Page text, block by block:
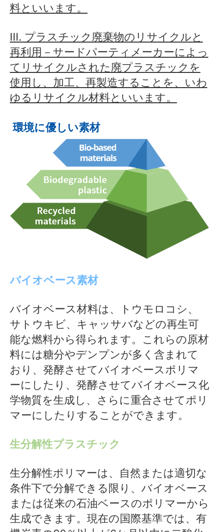
料といいます。
III. プラスチック廃棄物のリサイクルと
再利用－サードパーティメーカーによっ
てリサイクルされた廃プラスチックを
使用し、加工、再製造することを、いわ
ゆるリサイクル材料といいます。
環境に優しい素材
バイオベース素材
バイオベース材料は、トウモロコシ、
サトウキビ、キャッサバなどの再生可
能な燃料から得られます。これらの原材
料には糖分やデンプンが多く含まれて
おり、発酵させてバイオベースポリマ
ーにしたり、発酵させてバイオベース化
学物質を生成し、さらに重合させてポリ
マーにしたりすることができます。
生分解性プラスチック
生分解性ポリマーは、自然または適切な
条件下で分解できる限り、バイオベース
または従来の石油ベースのポリマーから
生成できます。現在の国際基準では、有